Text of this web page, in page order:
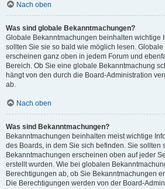
Nach oben
Was sind globale Bekanntmachungen?
Globale Bekanntmachungen beinhalten wichtige
sollten Sie sie so bald wie möglich lesen.
erscheinen ganz oben in jedem Forum und
Bereich. Ob Sie eine globale Bekanntmachung
hängt von den durch die Board-Administration
ab.
Nach oben
Was sind Bekanntmachungen?
Bekanntmachungen beinhalten meist wichtige
des Boards, in dem Sie sich befinden. Sie sollten
Bekanntmachungen erscheinen oben auf jeder
erstellt wurden. Wie bei globalen
Berechtigungen ab, ob Sie Bekanntmachungen
Die Berechtigungen werden von der Board-